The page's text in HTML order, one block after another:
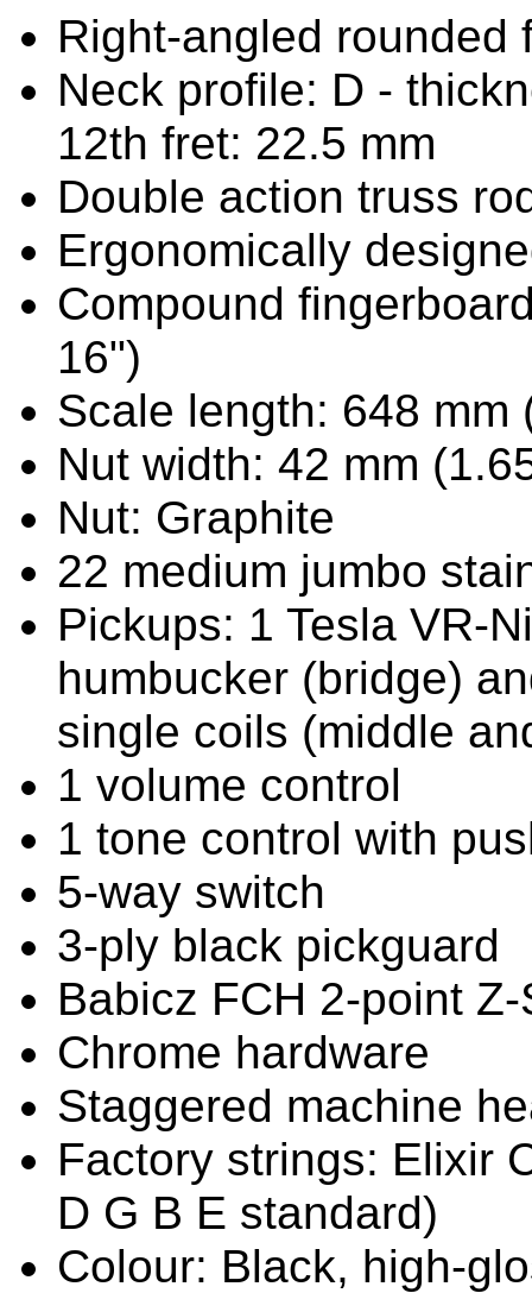
Right-angled rounded
Neck profile: D -
12th fret: 22.5 mm
Double action truss
Ergonomically
Compound
16")
Scale length: 648 mm
Nut width: 42 mm
Nut: Graphite
22 medium jumbo
Pickups: 1 Tesla VR-
humbucker (bridge)
single coils (middle
1 volume control
1 tone control with
5-way switch
3-ply black pickguard
Babicz FCH 2-point
Chrome hardware
Staggered machine
Factory strings: Elixir
D G B E standard)
Colour: Black, high-